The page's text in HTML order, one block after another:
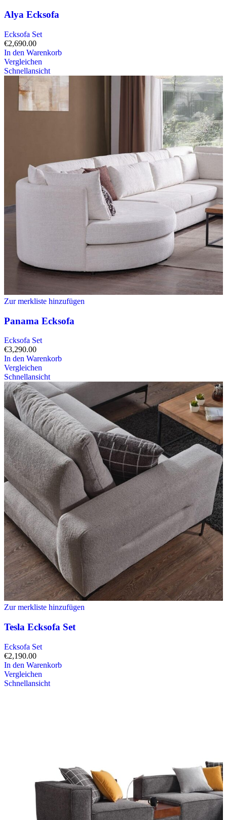
Alya Ecksofa
Ecksofa Set
€2,690.00
In den Warenkorb
Vergleichen
Schnellansicht
Zur merkliste hinzufügen
Panama Ecksofa
Ecksofa Set
€3,290.00
In den Warenkorb
Vergleichen
Schnellansicht
Zur merkliste hinzufügen
Tesla Ecksofa Set
Ecksofa Set
€2,190.00
In den Warenkorb
Vergleichen
Schnellansicht